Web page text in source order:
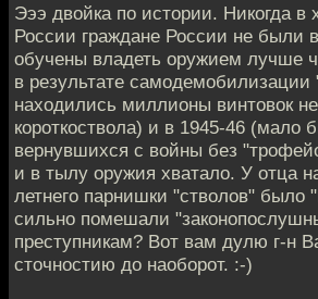
Эээ двойка по истории. Никогда в
России граждане России не были
обучены владеть оружием лучше
в результате самодемобилизации
находились миллионы винтовок
короткоствола) и в 1945-46 (мало
вернувшихся с войны без
и в тылу оружия хватало. У отца
летнего парнишки "стволов" было
сильно помешали
преступникам? Вот вам дулю г-н
сточностию до наоборот. :-)